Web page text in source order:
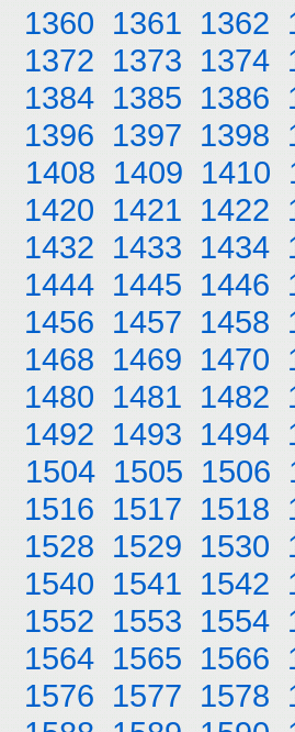
1360 1361 1362
1372 1373 1374
1384 1385 1386
1396 1397 1398
1408 1409 1410
1420 1421 1422
1432 1433 1434
1444 1445 1446
1456 1457 1458
1468 1469 1470
1480 1481 1482
1492 1493 1494
1504 1505 1506
1516 1517 1518
1528 1529 1530
1540 1541 1542
1552 1553 1554
1564 1565 1566
1576 1577 1578